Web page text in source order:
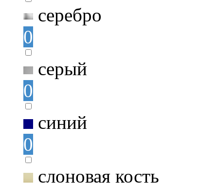
серебро
0
серый
0
синий
0
слоновая кость